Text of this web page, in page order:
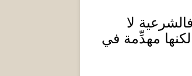
فالشرعية لا
مهدِّمة في